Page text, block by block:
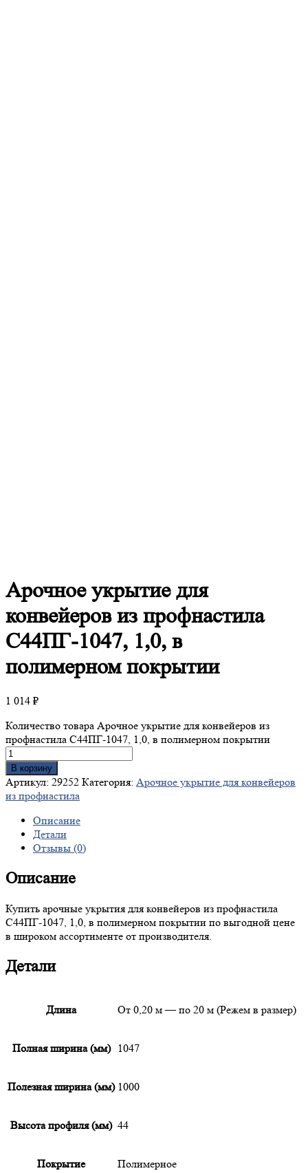
Арочноеукрытие для
конвейеров из профнастила
С44ПГ-1047, 1,0, в
полимерном покрытии
1 014 ₽
Количество товара Арочное укрытие для конвейеров из
профнастила С44ПГ-1047, 1,0, в полимерном покрытии
В корзину
Артикул: 29252 Категория: Арочное укрытие для конвейеров
из профнастила
Описание
Детали
Отзывы (0)
Описание
Купить арочные укрытия для конвейеров из профнастила
С44ПГ-1047, 1,0, в полимерном покрытии по выгодной цене
в широком ассортименте от производителя.
Детали
Длина От 0,20 м — по 20 м (Режем в размер)
Полная ширина (мм) 1047
Полезная ширина (мм) 1000
Высота профиля (мм) 44
Покрытие Полимерное